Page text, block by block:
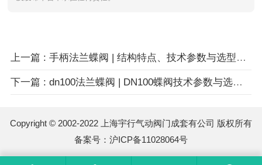
上一篇 : 手柄法兰蝶阀 | 结构特点、技术参数与选型指南
下一篇 : dn100法兰蝶阀 | DN100蝶阀技术参数与选型指南
Copyright © 2002-2022 上海宇行气动阀门成套有公司 版权所有
备案号： 沪ICP备11028064号